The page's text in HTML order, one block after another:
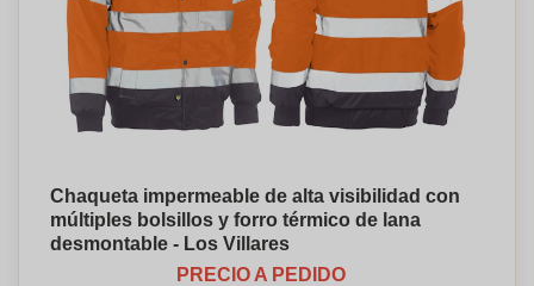
Chaqueta impermeable de alta visibilidad con
múltiples bolsillos y forro térmico de lana
desmontable - Los Villares
PRECIO A PEDIDO